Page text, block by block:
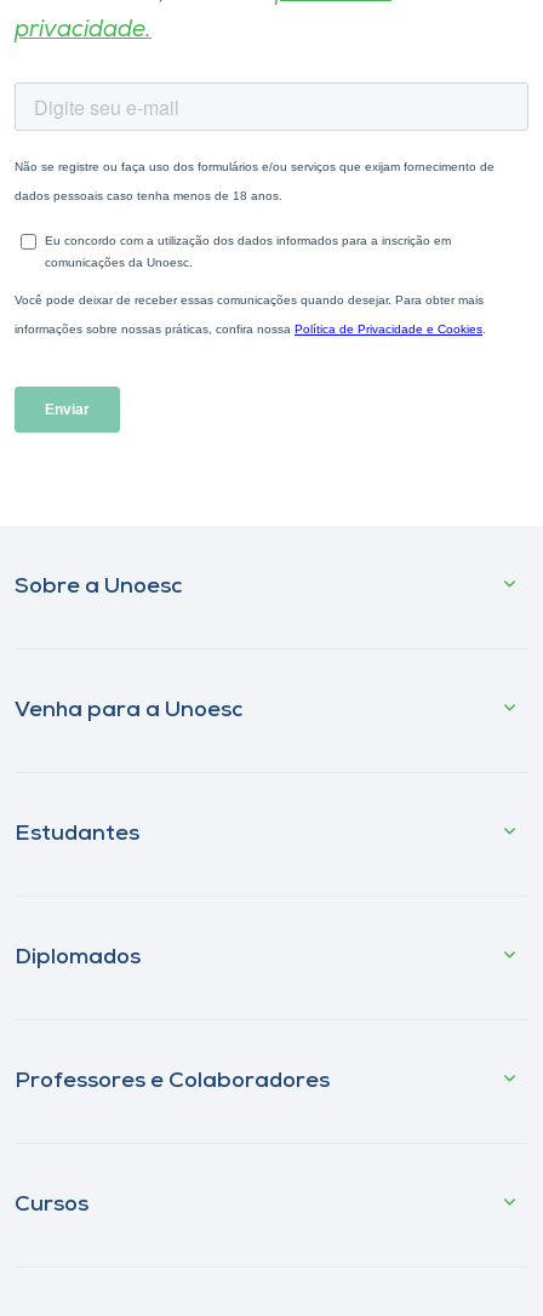
privacidade.
Sobre a Unoesc
Venha para a Unoesc
Estudantes
Diplomados
Professores e Colaboradores
Cursos